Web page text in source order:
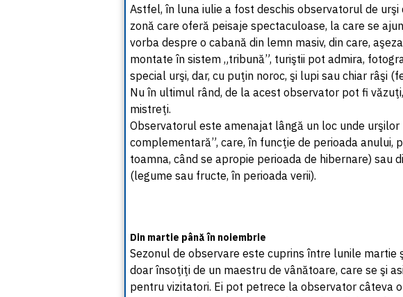
Astfel, în luna iulie a fost deschis observatorul de
zonă care oferă peisaje spectaculoase, la care se
vorba despre o cabană din lemn masiv, din care,
montate în sistem „tribună”, turiştii pot admira,
special urşi, dar, cu puţin noroc, şi lupi sau chiar râşi
Nu în ultimul rând, de la acest observator pot fi
mistreţi.
Observatorul este amenajat lângă un loc unde urşilor
complementară”, care, în funcţie de perioada anului,
toamna, când se apropie perioada de hibernare) sau
(legume sau fructe, în perioada verii).
Din martie până în noiembrie
Sezonul de observare este cuprins între lunile martie
doar însoţiţi de un maestru de vânătoare, care se şi
pentru vizitatori. Ei pot petrece la observator câteva